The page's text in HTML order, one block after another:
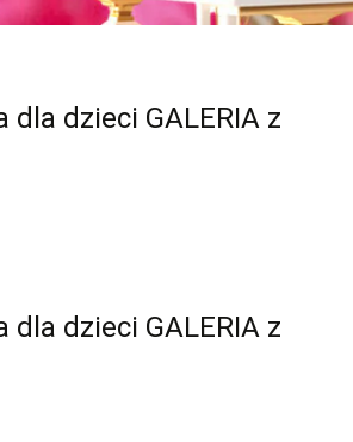
dla dzieci GALERIA z
dla dzieci GALERIA z